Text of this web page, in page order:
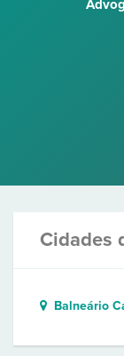
Cidades
Balneário